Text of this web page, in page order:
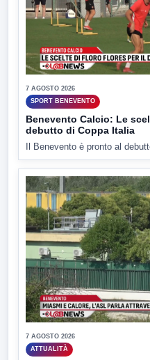
7 AGOSTO 2026
SPORT BENEVENTO
Benevento Calcio: Le
debutto di Coppa Italia
Il Benevento è pronto al
7 AGOSTO 2026
ATTUALITÀ